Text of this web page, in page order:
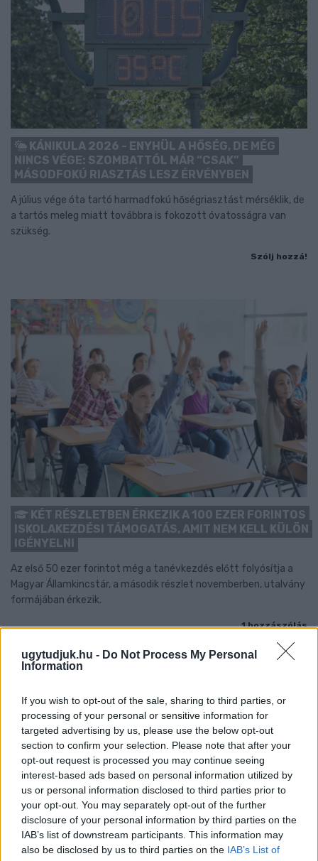
ugytudjuk.hu - Do Not Process My Personal
Information
If you wish to opt-out of the sale, sharing to third parties, or
processing of your personal or sensitive information for
targeted advertising by us, please use the below opt-out
section to confirm your selection. Please note that after your
opt-out request is processed you may continue seeing
interest-based ads based on personal information utilized by
us or personal information disclosed to third parties prior to
your opt-out. You may separately opt-out of the further
disclosure of your personal information by third parties on the
IAB’s list of downstream participants. This information may
also be disclosed by us to third parties on the IAB’s List of
KÁNIKULA 2026 - ENYHÜL A HŐSÉG, DE MÉG
NINCS VÉGE: SZOMBATTÓL MÁR “CSAK”
MÁSODFOKÚ RIASZTÁS LESZ ÉRVÉNYBEN
A július vége óta tartó harmadfokú hőségriasztást mérséklik, de
a tartós meleg miatt továbbra is fokozott óvatosságra van
szükség.
Szólj hozzá!
KÉT RÉSZLETBEN ÉRKEZIK A 100 EZER FORINTOS
ISKOLAKEZDÉSI TÁMOGATÁS, AMIT NEM KELL KÜLÖN
IGÉNYELNI
Az első 50 ezer forintot még a tanévkezdés előtt folyósítja a
Magyar Államkincstár, a második részlet novemberben, utalvány
formájában érkezik.
1 hozzászólás